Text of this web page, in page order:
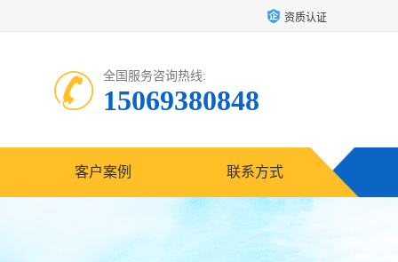
资质认证
全国服务咨询热线:
15069380848
客户案例 联系方式